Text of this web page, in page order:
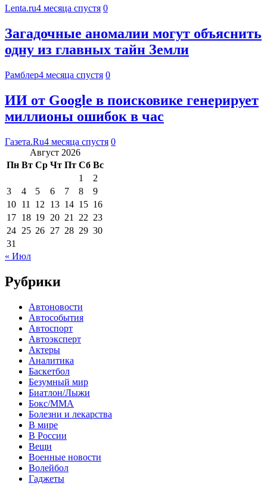
Lenta.ru4 месяца спустя 0
Загадочные аномалии могут объяснить
одну из главных тайн Земли
Рамблер4 месяца спустя 0
ИИ от Google в поисковике генерирует
миллионы ошибок в час
Газета.Ru4 месяца спустя 0
Август 2026
Пн Вт Ср Чт Пт Сб Вс
1
2
3
4 5 6 7 8
9
10 11 12 13 14 15 16
17 18 19 20 21 22 23
24 25 26 27 28 29 30
31
« Июл
Рубрики
Автоновости
Автособытия
Автоспорт
Автоэксперт
Актеры
Аналитика
Баскетбол
Безумный мир
Биатлон/Лыжи
Бокс/MMA
Болезни и лекарства
В мире
В России
Вещи
Военные новости
Волейбол
Гаджеты